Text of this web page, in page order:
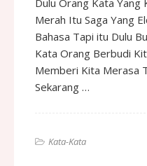
Merah Itu Saga Yang
Bahasa Tapi itu Dulu
Kata Orang Berbudi
Memberi Kita Merasa
Sekarang …
Kata-Kata